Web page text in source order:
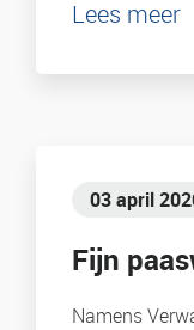
Lees meer
03 april
Fijn
Namens